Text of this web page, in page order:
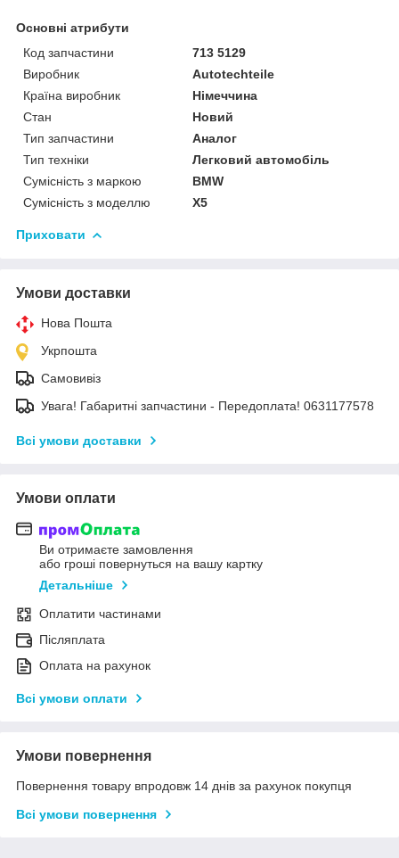
Основні атрибути
Код запчастини
713 5129
Виробник
Autotechteile
Країна виробник
Німеччина
Стан
Новий
Тип запчастини
Аналог
Тип техніки
Легковий автомобіль
Сумісність з маркою
BMW
Сумісність з моделлю
X5
Приховати
Умови доставки
Нова Пошта
Укрпошта
Самовивіз
Увага! Габаритні запчастини - Передоплата! 0631177578
Всі умови доставки
Умови оплати
Ви отримаєте замовлення
або гроші повернуться на вашу картку
Детальніше
Оплатити частинами
Післяплата
Оплата на рахунок
Всі умови оплати
Умови повернення
Повернення товару впродовж 14 днів за рахунок покупця
Всі умови повернення